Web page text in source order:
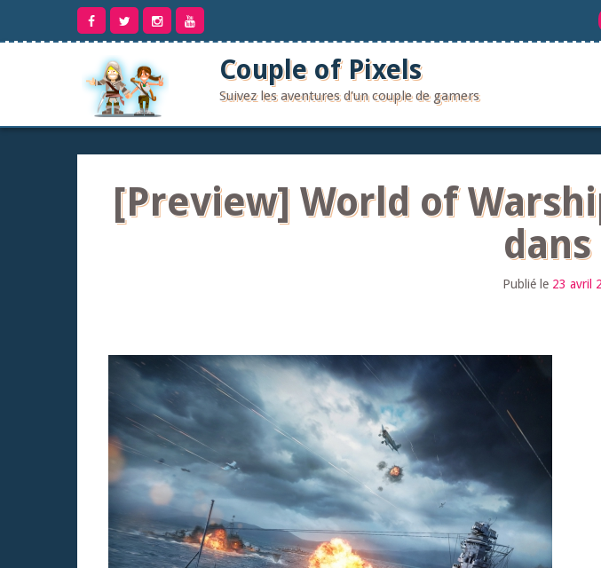
contenu
Couple of Pixels
Suivez les aventures d'un couple de gamers
[Preview] World of
dans
Publié le 23 avril